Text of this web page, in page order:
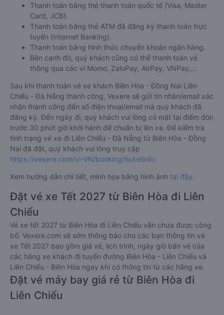
Thanh toán bằng thẻ thanh toán quốc tế (Visa, Master
Card, JCB).
Thanh toán bằng thẻ ATM đã đăng ký thanh toán trực
tuyến (Internet Banking).
Thanh toán bằng hình thức chuyển khoản ngân hàng.
Bên cạnh đó, quý khách cũng có thể thanh toán vé
thông qua các ví Momo, ZaloPay, AirPay, VNPay,…
Sau khi thanh toán vé xe khách Biên Hòa - Đồng Nai Liên
Chiểu - Đà Nẵng thành công, Vexere sẽ gửi tin nhắn/email xác
nhận thành công đến số điện thoại/email mà quý khách đã
đăng ký. Đến ngày đi, quý khách vui lòng có mặt tại điểm đón
trước 30 phút giờ khởi hành để chuẩn bị lên xe. Để kiểm tra
tình trạng vé xe đi Liên Chiểu - Đà Nẵng từ Biên Hòa - Đồng
Nai đã đặt, quý khách vui lòng truy cập
https://vexere.com/vi-VN/booking/ticketinfo
Xem hướng dẫn chi tiết, minh họa bằng hình ảnh tại đây.
Đặt vé xe Tết 2027 từ Biên Hòa đi Liên
Chiểu
Vé xe tết 2027 từ Biên Hòa đi Liên Chiểu vẫn chưa được công
bố. Vexere.com sẽ sớm thông báo cho các bạn thông tin vé
xe Tết 2027 bao gồm giá vé, lịch trình, ngày giờ bán vé của
các hãng xe khách đi tuyến đường Biên Hòa - Liên Chiểu và
Liên Chiểu - Biên Hòa ngay khi có thông tin từ các hãng xe.
Đặt vé máy bay giá rẻ từ Biên Hòa đi
Liên Chiểu